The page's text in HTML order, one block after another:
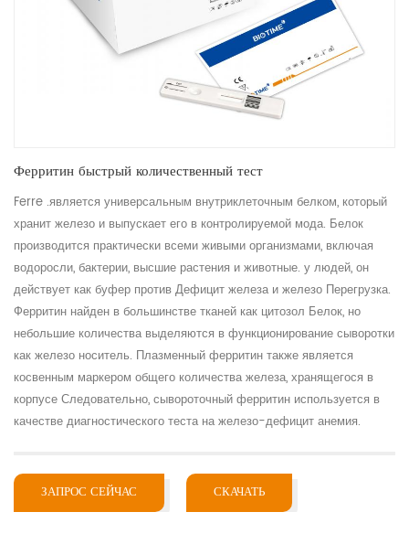
Ферритин быстрый количественный тест
Ferre .является универсальным внутриклеточным белком, который
хранит железо и выпускает его в контролируемой мода. Белок
производится практически всеми живыми организмами, включая
водоросли, бактерии, высшие растения и животные. у людей, он
действует как буфер против Дефицит железа и железо Перегрузка.
Ферритин найден в большинстве тканей как цитозол Белок, но
небольшие количества выделяются в функционирование сыворотки
как железо носитель. Плазменный ферритин также является
косвенным маркером общего количества железа, хранящегося в
корпусе Следовательно, сывороточный ферритин используется в
качестве диагностического теста на железо-дефицит анемия.
ЗАПРОС СЕЙЧАС СКАЧАТЬ